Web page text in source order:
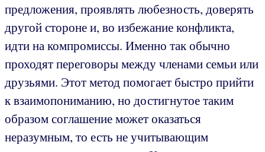
предложения, проявлять любезность, доверять
другой стороне и, во избежание конфликта,
идти на компромиссы. Именно так обычно
проходят переговоры между членами семьи или
друзьями. Этот метод помогает быстро прийти
к взаимопониманию, но достигнутое таким
образом соглашение может оказаться
неразумным, то есть не учитывающим